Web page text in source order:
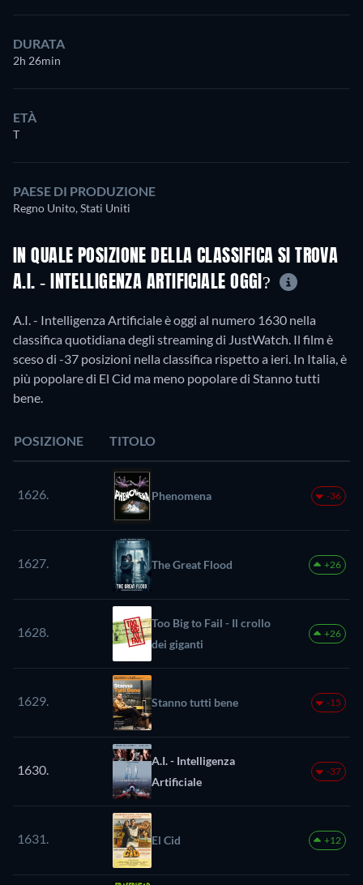
DURATA
2h 26min
ETÀ
T
PAESE DI PRODUZIONE
Regno Unito, Stati Uniti
IN QUALE POSIZIONE DELLA CLASSIFICA SI TROVA
A.I. - INTELLIGENZA ARTIFICIALE OGGI?
A.I. - Intelligenza Artificiale è oggi al numero 1630 nella
classifica quotidiana degli streaming di JustWatch. Il film è
sceso di -37 posizioni nella classifica rispetto a ieri. In Italia, è
più popolare di El Cid ma meno popolare di Stanno tutti
bene.
POSIZIONE TITOLO
1626. Phenomena -36
1627. The Great Flood +26
1628.
Too Big to Fail - Il crollo
dei giganti
+26
1629. Stanno tutti bene -15
1630.
A.I. - Intelligenza
Artificiale
-37
1631. El Cid +12